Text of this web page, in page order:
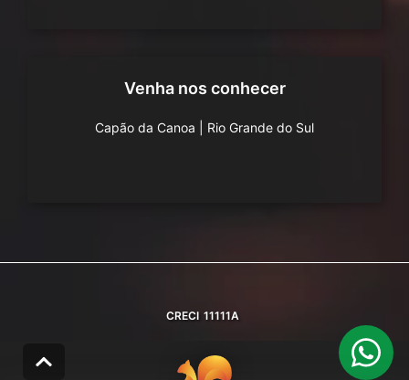
Venha nos conhecer
Capão da Canoa Rio Grande do Sul
CRECI 11111A